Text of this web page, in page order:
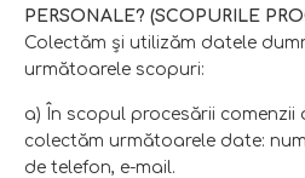
PERSONALE? (SCOPURILE
Colectăm şi utilizăm datele
următoarele scopuri:
a) În scopul procesării
colectăm următoarele date:
de telefon, e-mail.